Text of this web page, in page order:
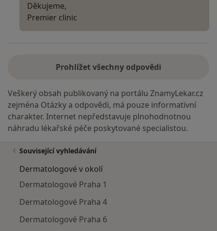
Děkujeme,
Premier clinic
Prohlížet všechny odpovědi
Veškerý obsah publikovaný na portálu ZnamyLekar.cz
zejména Otázky a odpovědi, má pouze informativní
charakter. Internet nepředstavuje plnohodnotnou
náhradu lékařské péče poskytované specialistou.
Související vyhledávání
Dermatologové v okolí
Dermatologové Praha 1
Dermatologové Praha 4
Dermatologové Praha 6